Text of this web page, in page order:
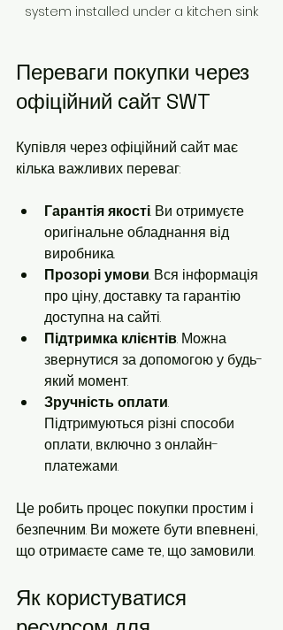
system installed under a kitchen sink
Переваги покупки через
офіційний сайт SWT
Купівля через офіційний сайт має
кілька важливих переваг:
Гарантія якості. Ви отримуєте
оригінальне обладнання від
виробника.
Прозорі умови. Вся інформація
про ціну, доставку та гарантію
доступна на сайті.
Підтримка клієнтів. Можна
звернутися за допомогою у будь-
який момент.
Зручність оплати.
Підтримуються різні способи
оплати, включно з онлайн-
платежами.
Це робить процес покупки простим і
безпечним. Ви можете бути впевнені,
що отримаєте саме те, що замовили.
Як користуватися